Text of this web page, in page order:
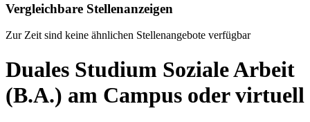
Vergleichbare Stellenanzeigen
Zur Zeit sind keine ähnlichen Stellenangebote verfügbar
Duales Studium Soziale Arbeit
(B.A.) am Campus oder virtuell